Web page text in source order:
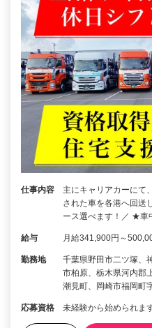
仕事内容
主にキャリアカーにて
された車を各港へ回送
ース選べます！／ ★車
給与 月給341,900円～
勤務地
千葉県野田市二ツ塚、
市柏原、栃木県河内郡
潮見町、岡崎市福岡町
応募資格 未経験から始められま